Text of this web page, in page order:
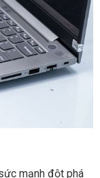
mạnh đột phá